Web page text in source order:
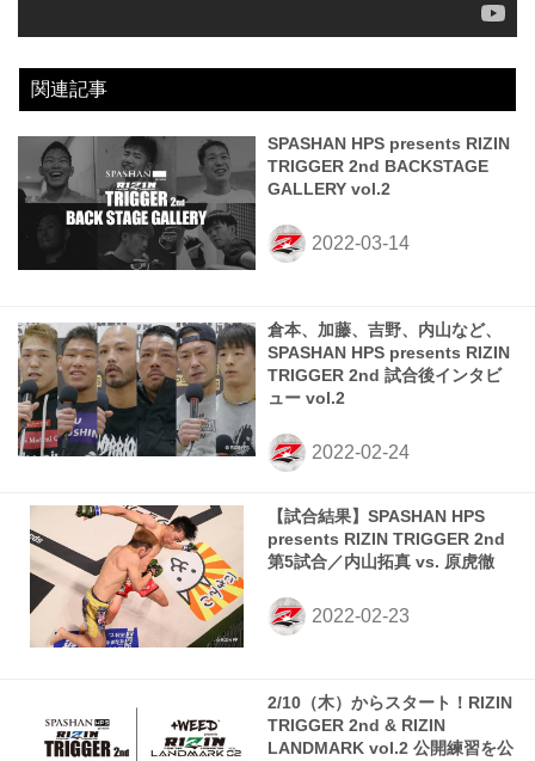
関連記事
SPASHAN HPS presents RIZIN
TRIGGER 2nd BACKSTAGE
GALLERY vol.2
倉本、加藤、吉野、内山など、
SPASHAN HPS presents RIZIN
TRIGGER 2nd 試合後インタビ
ュー vol.2
【試合結果】SPASHAN HPS
presents RIZIN TRIGGER 2nd
第5試合／内山拓真 vs. 原虎徹
2/10（木）からスタート！RIZIN
TRIGGER 2nd & RIZIN
LANDMARK vol.2 公開練習を公